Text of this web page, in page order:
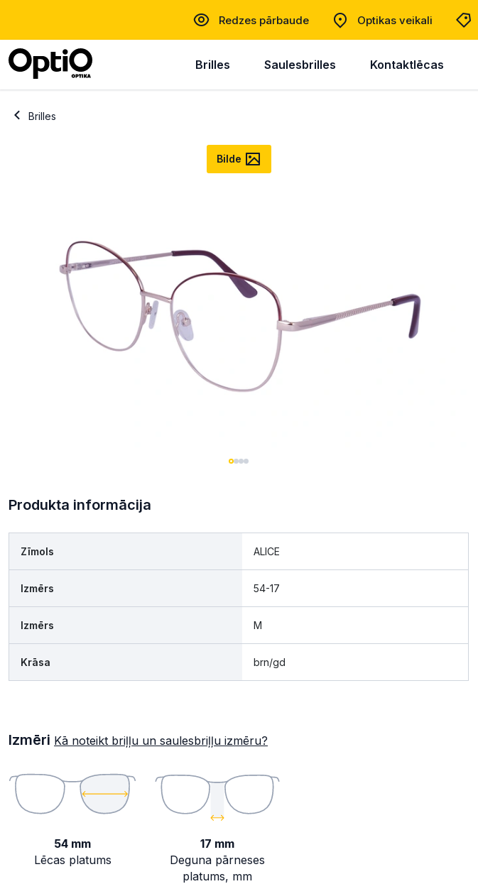
Redzes pārbaude Optikas veikali
Brilles Saulesbrilles Kontaktlēcas
Brilles
Bilde
Produkta informācija
Zīmols ALICE
Izmērs 54-17
Izmērs M
Krāsa brn/gd
Izmēri Kā noteikt briļļu un saulesbriļļu izmēru?
54 mm
Lēcas platums
17 mm
Deguna pārneses
platums, mm